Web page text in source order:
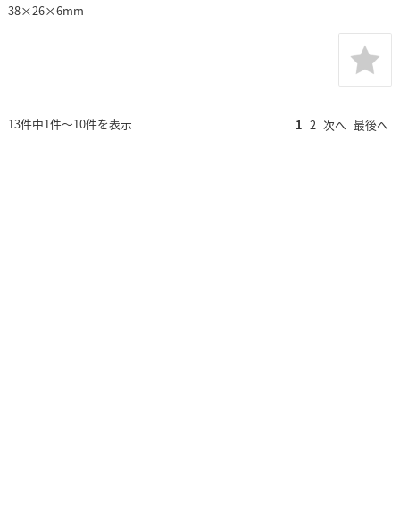
38×26×6mm
13件中1件～10件を表示 1 2 次へ 最後へ